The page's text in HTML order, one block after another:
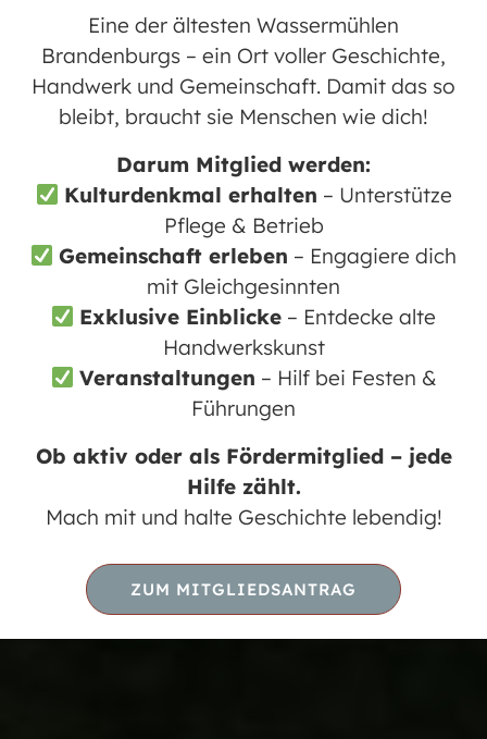
Eine der ältesten Wassermühlen
Brandenburgs – ein Ort voller Geschichte,
Handwerk und Gemeinschaft. Damit das so
bleibt, braucht sie Menschen wie dich!
Darum Mitglied werden:
Kulturdenkmal erhalten – Unterstütze
Pflege & Betrieb
Gemeinschaft erleben – Engagiere dich
mit Gleichgesinnten
Exklusive Einblicke – Entdecke alte
Handwerkskunst
Veranstaltungen – Hilf bei Festen &
Führungen
Ob aktiv oder als Fördermitglied – jede
Hilfe zählt.
Mach mit und halte Geschichte lebendig!
ZUM MITGLIEDSANTRAG